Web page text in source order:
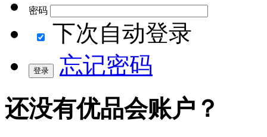
密码
下次自动登录
忘记密码
还没有优品会账户？